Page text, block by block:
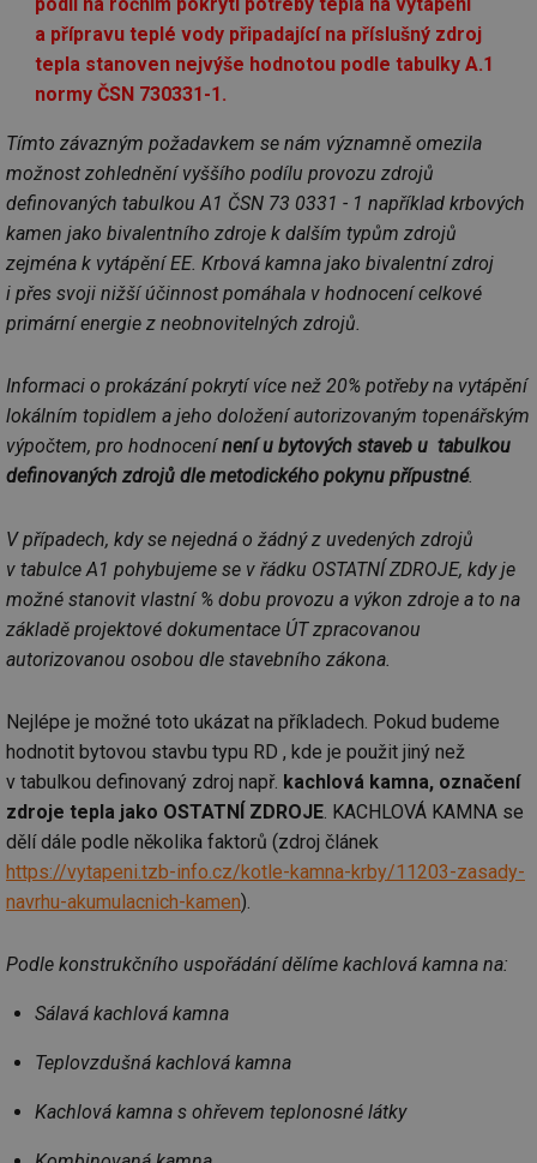
a přípravu teplé vody připadající na příslušný zdroj
tepla stanoven nejvýše hodnotou podle tabulky A.1
normy ČSN 730331-1.
Tímto závazným požadavkem se nám významně omezila
možnost zohlednění vyššího podílu provozu zdrojů
definovaných tabulkou A1 ČSN 73 0331 - 1 například krbových
kamen jako bivalentního zdroje k dalším typům zdrojů
zejména k vytápění EE. Krbová kamna jako bivalentní zdroj
i přes svoji nižší účinnost pomáhala v hodnocení celkové
primární energie z neobnovitelných zdrojů.
Informaci o prokázání pokrytí více než 20% potřeby na vytápění
lokálním topidlem a jeho doložení autorizovaným topenářským
výpočtem, pro hodnocenínení u bytových staveb u tabulkou
definovaných zdrojů dle metodického pokynu přípustné.
V případech, kdy se nejedná o žádný z uvedených zdrojů
v tabulce A1 pohybujeme se v řádku OSTATNÍ ZDROJE, kdy je
možné stanovit vlastní % dobu provozu a výkon zdroje a to na
základě projektové dokumentace ÚT zpracovanou
autorizovanou osobou dle stavebního zákona.
Nejlépe je možné toto ukázat na příkladech. Pokud budeme
hodnotit bytovou stavbu typu RD , kde je použit jiný než
v tabulkou definovaný zdroj např. kachlová kamna, označení
zdroje tepla jako OSTATNÍ ZDROJE . KACHLOVÁ KAMNA se
dělí dále podle několika faktorů (zdroj článek
https://vytapeni.tzb-info.cz/kotle-kamna-krby/11203-zasady-
navrhu-akumulacnich-kamen).
Podle konstrukčního uspořádání dělíme kachlová kamna na:
Sálavá kachlová kamna
Teplovzdušná kachlová kamna
Kachlová kamna s ohřevem teplonosné látky